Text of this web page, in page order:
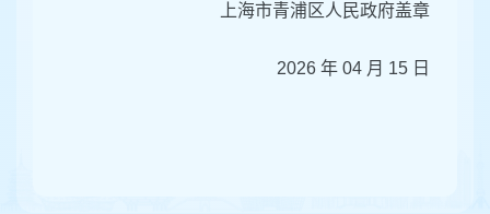
上海市青浦区人民政府盖章
2026 年 04 月 15 日